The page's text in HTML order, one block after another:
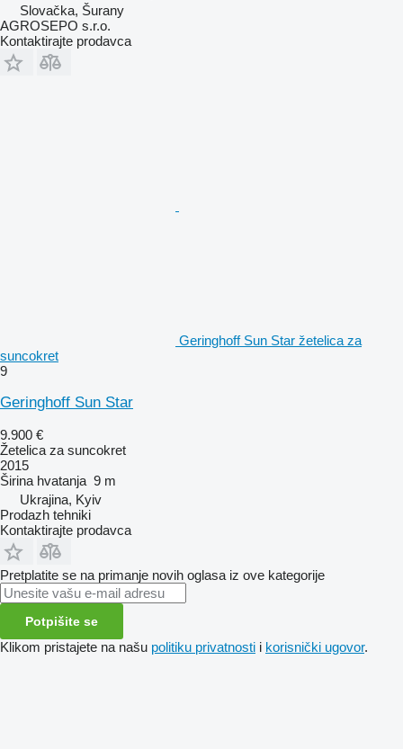
Slovačka, Šurany
AGROSEPO s.r.o.
Kontaktirajte prodavca
Geringhoff Sun Star žetelica za
suncokret
9
Geringhoff Sun Star
9.900 €
Žetelica za suncokret
2015
Širina hvatanja 9 m
Ukrajina, Kyiv
Prodazh tehniki
Kontaktirajte prodavca
Pretplatite se na primanje novih oglasa iz ove kategorije
Potpišite se
Klikom pristajete na našu politiku privatnosti i korisnički ugovor.